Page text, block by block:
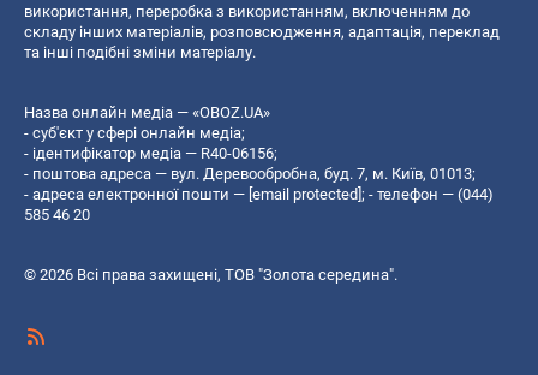
використання, переробка з використанням, включенням до
складу інших матеріалів, розповсюдження, адаптація, переклад
та інші подібні зміни матеріалу.
Назва онлайн медіа — «OBOZ.UA»
- суб'єкт у сфері онлайн медіа;
- ідентифікатор медіа — R40-06156;
- поштова адреса — вул. Деревообробна, буд. 7, м. Київ, 01013;
- адреса електронної пошти — [email protected]; - телефон — (044)
585 46 20
© 2026 Всі права захищені, ТОВ "Золота середина".